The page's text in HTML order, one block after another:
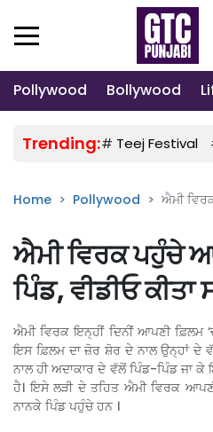
Pollywood Bollywood
Trending:# Teej Festival
Home Pollywood ਐਮੀ
ਐਮੀ ਵਿਰਕ ਪਹੁੰਚੇ
ਪਿੰਡ, ਵੀਡੀਓ ਕੀਤਾ
ਐਮੀ ਵਿਰਕ ਇਨ੍ਹੀਂ ਦਿਨੀਂ ਆਪਣੀ ਫ਼ਿਲਮ
ਇਸ ਫ਼ਿਲਮ ਦਾ ਜ਼ੋਰ ਸ਼ੋਰ ਦੇ ਨਾਲ ਉਨ੍ਹਾਂ ਦੇ
ਨਾਲ ਹੀ ਅਦਾਕਾਰ ਦੇ ਵੱਲੋਂ ਪਿੰਡ-ਪਿੰਡ ਜਾ ਕੇ
ਹੈ। ਇਸੇ ਲੜੀ ਦੇ ਤਹਿਤ ਐਮੀ ਵਿਰਕ
ਨਾਨਕੇ ਪਿੰਡ ਪਹੁੰਚੇ ਹਨ ।